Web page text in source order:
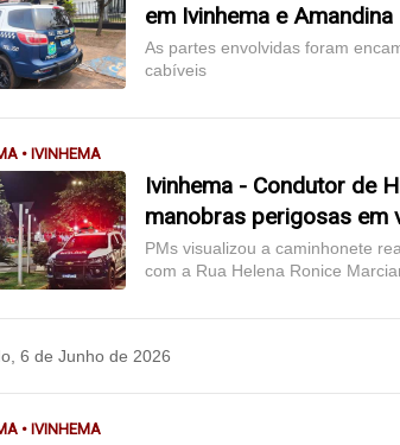
em Ivinhema e Amandina
As partes envolvidas foram
cabíveis
• IVINHEMA
Ivinhema - Condutor de
manobras perigosas em
PMs visualizou a caminhonete
com a Rua Helena Ronice
6 de Junho de 2026
• IVINHEMA